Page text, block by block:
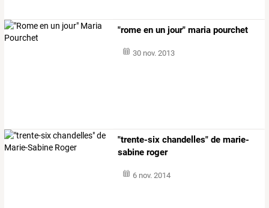
"rome en un jour" maria pourchet
30 nov. 2013
"trente-six chandelles" de marie-
sabine roger
6 nov. 2014